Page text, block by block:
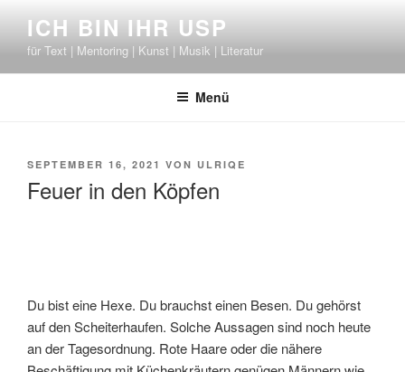
springen
ICH BIN IHR USP
für Text | Mentoring | Kunst | Musik | Literatur
Menü
VERÖFFENTLICHT
SEPTEMBER 16, 2021 VON ULRIQE
Feuer in den Köpfen
Du bist eine Hexe. Du brauchst einen Besen. Du gehörst
auf den Scheiterhaufen. Solche Aussagen sind noch heute
an der Tagesordnung. Rote Haare oder die nähere